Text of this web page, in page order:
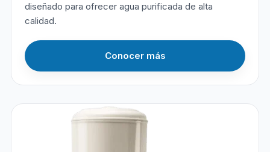
diseñado para ofrecer agua purificada de alta
calidad.
Conocer más